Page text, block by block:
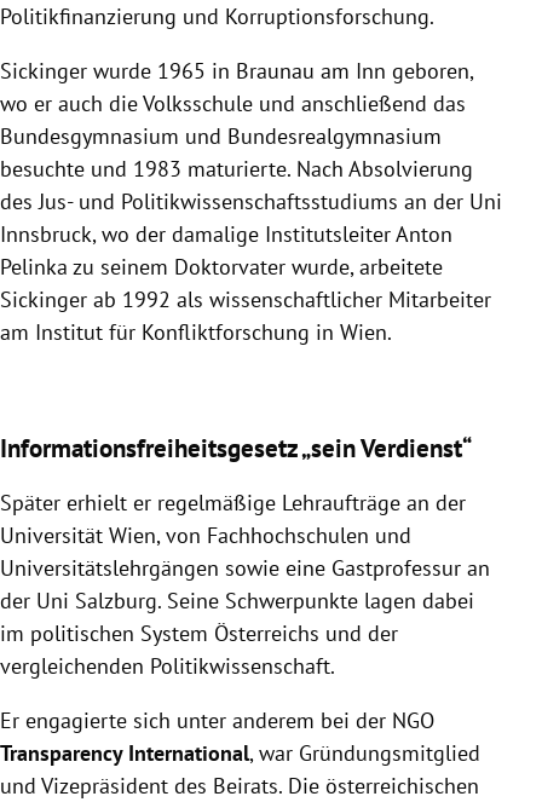
Politikfinanzierung und Korruptionsforschung.
Sickinger wurde 1965 in Braunau am Inn geboren,
wo er auch die Volksschule und anschließend das
Bundesgymnasium und Bundesrealgymnasium
besuchte und 1983 maturierte. Nach Absolvierung
des Jus- und Politikwissenschaftsstudiums an der Uni
Innsbruck, wo der damalige Institutsleiter Anton
Pelinka zu seinem Doktorvater wurde, arbeitete
Sickinger ab 1992 als wissenschaftlicher Mitarbeiter
am Institut für Konfliktforschung in Wien.
Informationsfreiheitsgesetz „sein Verdienst“
Später erhielt er regelmäßige Lehraufträge an der
Universität Wien, von Fachhochschulen und
Universitätslehrgängen sowie eine Gastprofessur an
der Uni Salzburg. Seine Schwerpunkte lagen dabei
im politischen System Österreichs und der
vergleichenden Politikwissenschaft.
Er engagierte sich unter anderem bei der NGO
Transparency International, war Gründungsmitglied
und Vizepräsident des Beirats. Die österreichischen